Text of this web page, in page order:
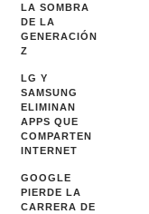
LA SOMBRA
DE LA
GENERACIÓN
Z
LG Y
SAMSUNG
ELIMINAN
APPS QUE
COMPARTEN
INTERNET
GOOGLE
PIERDE LA
CARRERA DE